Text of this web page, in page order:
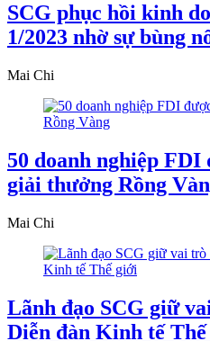
SCG phục hồi kinh
1/2023 nhờ sự bùng
Mai Chi
50 doanh nghiệp
giải thưởng Rồng
Mai Chi
Lãnh đạo SCG giữ
Diễn đàn Kinh tế